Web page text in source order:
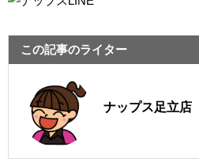
この記事のライター
ナップス足立店